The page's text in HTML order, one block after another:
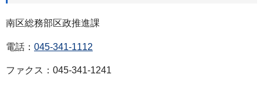
南区総務部区政推進課
電話： 045-341-1112
ファクス：045-341-1241